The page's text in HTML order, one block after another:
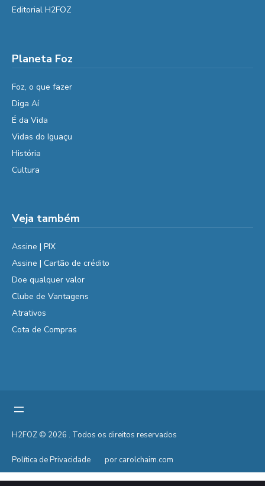
Editorial H2FOZ
Planeta Foz
Foz, o que fazer
Diga Aí
É da Vida
Vidas do Iguaçu
História
Cultura
Veja também
Assine | PIX
Assine | Cartão de crédito
Doe qualquer valor
Clube de Vantagens
Atrativos
Cota de Compras
H2FOZ © 2026 . Todos os direitos reservados
Política de Privacidade por carolchaim.com